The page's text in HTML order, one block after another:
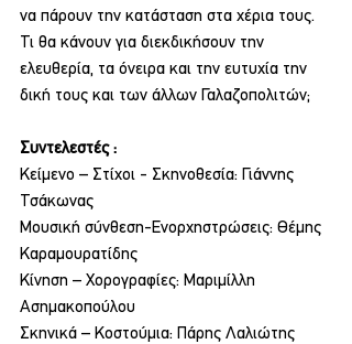
να πάρουν την κατάσταση στα χέρια τους.
Τι θα κάνουν για διεκδικήσουν την
ελευθερία, τα όνειρα και την ευτυχία την
δική τους και των άλλων Γαλαζοπολιτών;
Συντελεστές :
Κείμενο – Στίχοι - Σκηνοθεσία: Γιάννης
Τσάκωνας
Μουσική σύνθεση-Ενορχηστρώσεις: Θέμης
Καραμουρατίδης
Κίνηση – Χορογραφίες: Μαριμίλλη
Ασημακοπούλου
Σκηνικά – Κοστούμια: Πάρης Λαλιώτης